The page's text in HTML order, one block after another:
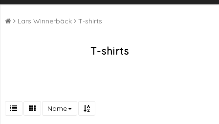
Lars Winnerbäck T-shirts
T-shirts
Name